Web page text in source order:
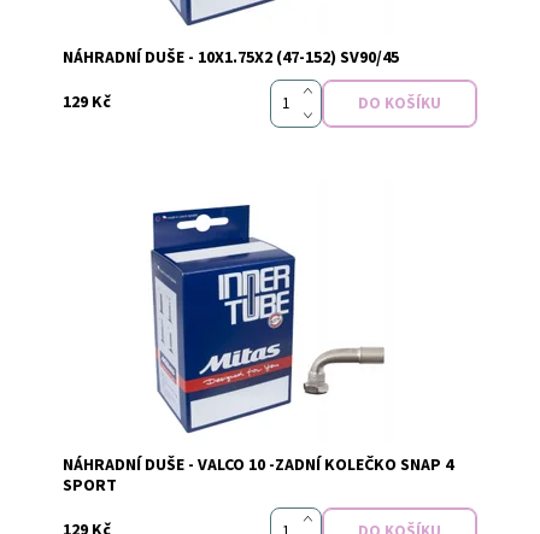
NÁHRADNÍ DUŠE - 10X1.75X2 (47-152) SV90/45
129 Kč
Vyprodáno
NÁHRADNÍ DUŠE - VALCO 10 -ZADNÍ KOLEČKO SNAP 4
SPORT